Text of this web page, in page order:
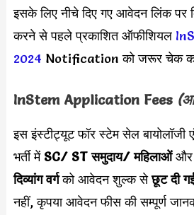
इसके लिए नीचे दिए गए आवेदन लिंक
करने से पहले प्रकाशित ऑफीशियल
2024 Notification को जरूर चेक
InStem Application Fees
इस इंस्टीट्यूट फॉर स्टेम सेल बायोलॉजी
भर्ती में SC/ ST समुदाय/ महिलाओं
दिव्यांग वर्गको आवेदन शुल्क सेछूट दी
नहीं, कृपया आवेदन फीस की सम्पूर्ण